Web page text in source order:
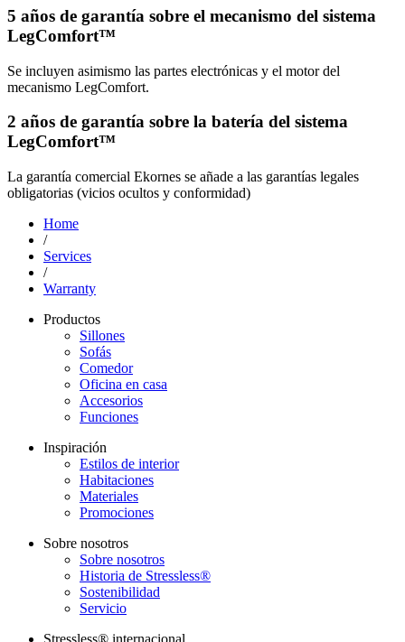
5 años de garantía sobre el mecanismo del sistema
LegComfort™
Se incluyen asimismo las partes electrónicas y el motor del
mecanismo LegComfort.
2 años de garantía sobre la batería del sistema
LegComfort™
La garantía comercial Ekornes se añade a las garantías legales
obligatorias (vicios ocultos y conformidad)
Home
/
Services
/
Warranty
Productos
Sillones
Sofás
Comedor
Oficina en casa
Accesorios
Funciones
Inspiración
Estilos de interior
Habitaciones
Materiales
Promociones
Sobre nosotros
Sobre nosotros
Historia de Stressless®
Sostenibilidad
Servicio
Stressless® internacional